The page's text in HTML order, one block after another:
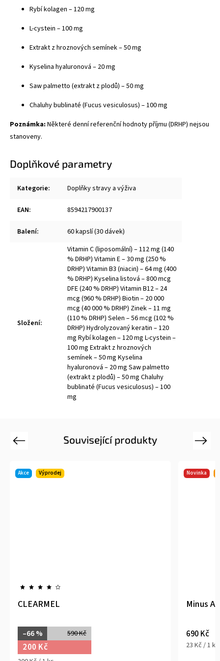
Rybí kolagen – 120 mg
L-cystein – 100 mg
Extrakt z hroznových semínek – 50 mg
Kyselina hyaluronová – 20 mg
Saw palmetto (extrakt z plodů) – 50 mg
Chaluhy bublinaté (Fucus vesiculosus) – 100 mg
Poznámka: Některé denní referenční hodnoty příjmu (DRHP) nejsou
stanoveny.
Doplňkové parametry
Kategorie: Doplňky stravy a výživa
EAN: 8594217900137
Balení: 60 kapslí (30 dávek)
Složení:
Vitamin C (liposomální) – 112 mg (140
% DRHP) Vitamin E – 30 mg (250 %
DRHP) Vitamin B3 (niacin) – 64 mg (400
% DRHP) Kyselina listová – 800 mcg
DFE (240 % DRHP) Vitamin B12 – 24
mcg (960 % DRHP) Biotin – 20 000
mcg (40 000 % DRHP) Zinek – 11 mg
(110 % DRHP) Selen – 56 mcg (102 %
DRHP) Hydrolyzovaný keratin – 120
mg Rybí kolagen – 120 mg L-cystein –
100 mg Extrakt z hroznových
semínek – 50 mg Kyselina
hyaluronová – 20 mg Saw palmetto
(extrakt z plodů) – 50 mg Chaluhy
bublinaté (Fucus vesiculosus) – 100
mg
Související produkty
Previous Next